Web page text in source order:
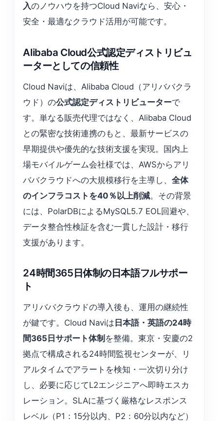
入のノウハウを持つCloud Naviなら、安心・
安全・最適なクラウド活用が可能です。
Alibaba Cloud公式認定ディストリビュ
ーターとしての信頼性
Cloud Naviは、Alibaba Cloud（アリババクラ
ウド）の公式認定ディストリビューターで
す。単なる販売代理ではなく、Alibaba Cloud
との緊密な技術連携のもと、最新サービスの
早期提供や優先的な技術支援を実現。国内上
場モバイルゲーム会社様では、AWSからアリ
ババクラウドへの大規模移行を主導し、全体
のインフラコストを40％以上削減。その背景
には、PolarDBによるMySQL5.7 EOL回避や、
データ整合性検証を含む一貫した設計・移行
支援があります。
24時間365日体制の日本語フルサポー
ト
アリババクラウドの導入後も、運用の継続性
が鍵です。Cloud Naviは日本語・英語の24時
間365日サポート体制 を整備。東京・安慶の2
拠点で構成される24時間監視センターが、リ
アルタイムでアラートを検知・一次切り分け
し、必要に応じてL2エンジニアへ即時エスカ
レーション。SLAに基づく厳格なレスポンス
レベル（P1：15分以内、P2：60分以内など）